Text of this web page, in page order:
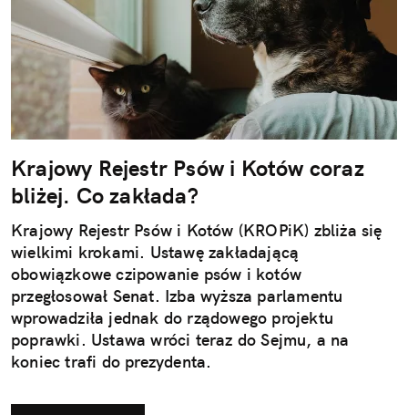
Krajowy Rejestr Psów i Kotów coraz
bliżej. Co zakłada?
Krajowy Rejestr Psów i Kotów (KROPiK) zbliża się
wielkimi krokami. Ustawę zakładającą
obowiązkowe czipowanie psów i kotów
przegłosował Senat. Izba wyższa parlamentu
wprowadziła jednak do rządowego projektu
poprawki. Ustawa wróci teraz do Sejmu, a na
koniec trafi do prezydenta.